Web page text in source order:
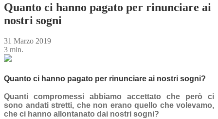
Quanto ci hanno pagato per rinunciare ai
nostri sogni
31 Marzo 2019
3 min.
Quanto ci hanno pagato per rinunciare ai nostri sogni?
Quanti compromessi abbiamo accettato che però ci
sono andati stretti, che non erano quello che volevamo,
che ci hanno allontanato dai nostri sogni?